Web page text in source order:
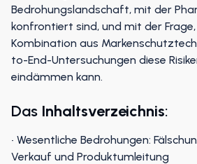
Bedrohungslandschaft, mit der
konfrontiert sind, und mit der Frage,
Kombination aus
to-End-Untersuchungen diese
eindämmen kann.
Das Inhaltsverzeichnis:
• Wesentliche Bedrohungen:
Verkauf und Produktumleitung